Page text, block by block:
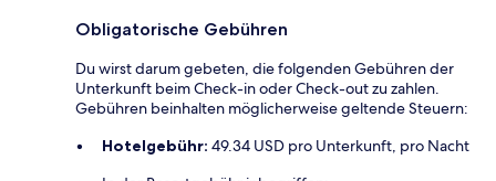
Obligatorische Gebühren
Du wirst darum gebeten, die folgenden Gebühren der
Unterkunft beim Check-in oder Check-out zu zahlen.
Gebühren beinhalten möglicherweise geltende Steuern:
Hotelgebühr: 49.34 USD pro Unterkunft, pro Nacht